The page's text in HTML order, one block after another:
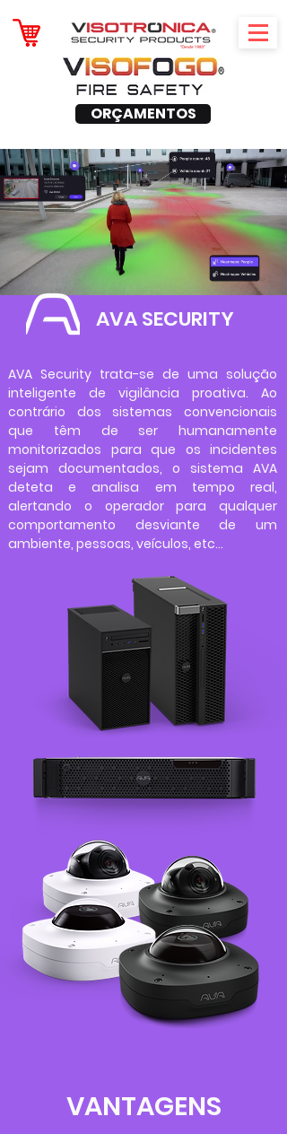
ORÇAMENTOS
AVA Security trata-se de uma solução
inteligente de vigilância proativa. Ao
contrário dos sistemas convencionais
que têm de ser humanamente
monitorizados para que os incidentes
sejam documentados, o sistema AVA
deteta e analisa em tempo real,
alertando o operador para qualquer
comportamento desviante de um
ambiente, pessoas, veículos, etc...
AVA SECURITY
VANTAGENS